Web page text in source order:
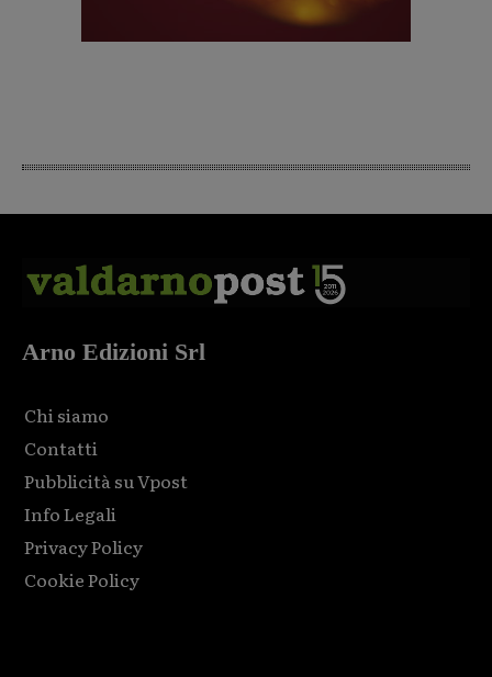
Arno Edizioni Srl
Chi siamo
Contatti
Pubblicità su Vpost
Info Legali
Privacy Policy
Cookie Policy